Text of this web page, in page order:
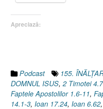
Apreciază:
Podcast
155.
DOMNUL ISUS, 2 Timotei
Faptele Apostolilor 1.6-11,
14.1-3, Ioan 17.24, Ioan 6.62,